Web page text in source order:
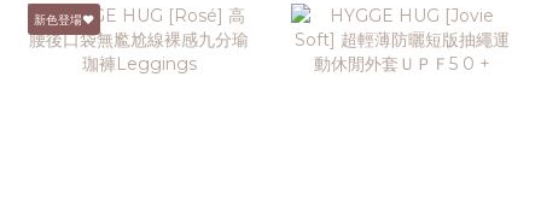
新色登場♥